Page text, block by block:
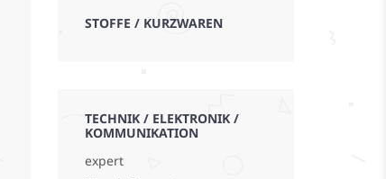
STOFFE / KURZWAREN
TECHNIK / ELEKTRONIK /
KOMMUNIKATION
expert